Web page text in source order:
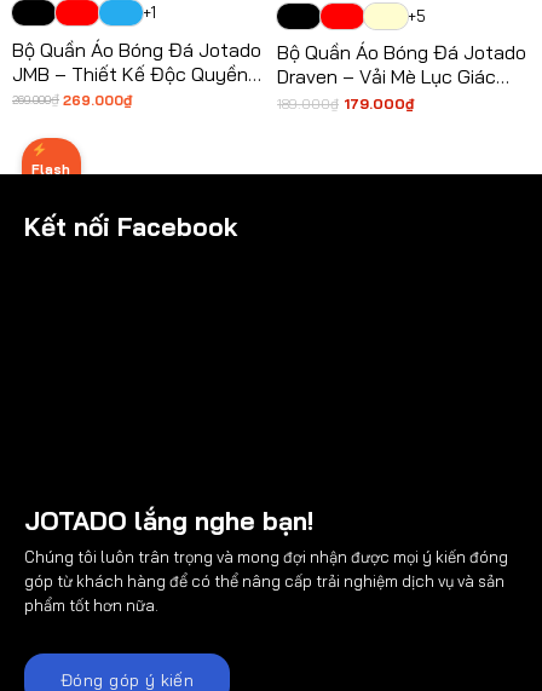
+1
Bộ Quần Áo Bóng Đá Jotado
JMB – Thiết Kế Độc Quyền,
Vải Mè Siêu Thoáng
269.000₫
Giá
269.000₫.
269.000₫
Giá
là:
269.000₫.
Flash
+5
Bộ Quần Áo Bóng Đá Jotado
Draven – Vải Mè Lục Giác
Cao Cấp, Siêu Bền, Thiết Kế
189.000₫
Giá
179.000₫
Giá
JOTADO lắng nghe bạn!
Chúng tôi luôn trân trọng và mong đợi nhận được mọi ý kiến đóng
góp từ khách hàng để có thể nâng cấp trải nghiệm dịch vụ và sản
phẩm tốt hơn nữa.
Đóng góp ý kiến
Kết nối Facebook